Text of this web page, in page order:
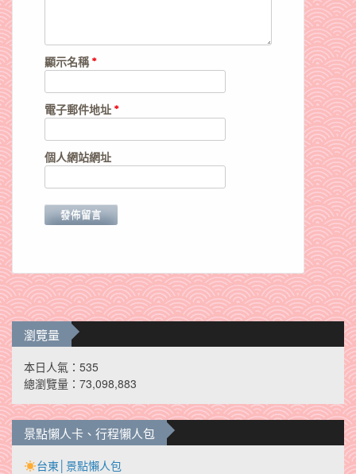
顯示名稱*
電子郵件地址 *
個人網站網址
瀏覽量
本日人氣：535
總瀏覽量：73,098,883
景點懶人卡、行程懶人包
台東│景點懶人包